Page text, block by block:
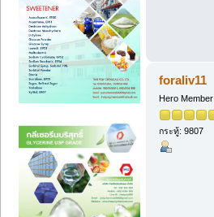
foraliv11
Hero Member
กระทู้: 9807